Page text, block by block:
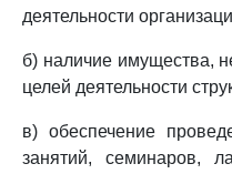
деятельности
б) наличие имущества,
целей деятельности
в) обеспечение
занятий, семинаров,